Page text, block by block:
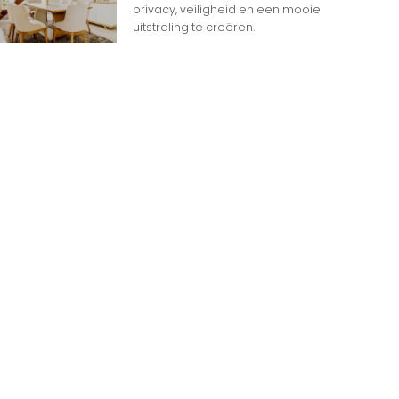
privacy, veiligheid en een mooie
uitstraling te creëren.